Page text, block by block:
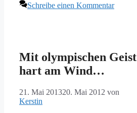
Schreibe einen Kommentar
Mit olympischen Geist
hart am Wind…
21. Mai 201320. Mai 2012 von
Kerstin